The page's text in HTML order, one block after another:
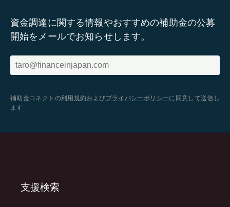
資金調達に関する情報やおすすめの補助金の公募
開始をメールでお知らせします。
補助金コネクトの利用規約およびプライバシーポリシーに同意して送信し
ます
支援検索